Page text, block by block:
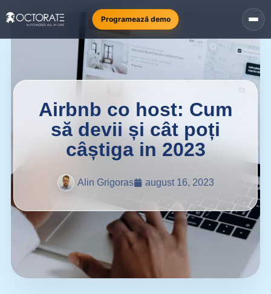
Programează demo
Airbnb co host: Cum
să devii și cât poți
câștiga in 2023
Alin Grigoras august 16, 2023